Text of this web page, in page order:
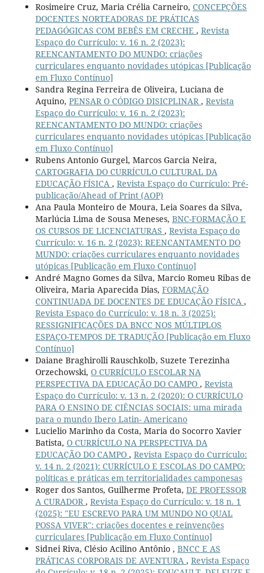
Rosimeire Cruz, Maria Crélia Carneiro, CONCEPÇÕES
DOCENTES NORTEADORAS DE PRÁTICAS
PEDAGÓGICAS COM BEBÊS EM CRECHE , Revista
Espaço do Currículo: v. 16 n. 2 (2023):
REENCANTAMENTO DO MUNDO: criações
curriculares enquanto novidades utópicas [Publicação
em Fluxo Contínuo]
Sandra Regina Ferreira de Oliveira, Luciana de
Aquino, PENSAR O CÓDIGO DISICPLINAR , Revista
Espaço do Currículo: v. 16 n. 2 (2023):
REENCANTAMENTO DO MUNDO: criações
curriculares enquanto novidades utópicas [Publicação
em Fluxo Contínuo]
Rubens Antonio Gurgel, Marcos Garcia Neira,
CARTOGRAFIA DO CURRÍCULO CULTURAL DA
EDUCAÇÃO FÍSICA , Revista Espaço do Currículo: Pré-
publicação/Ahead of Print (AOP)
Ana Paula Monteiro de Moura, Leia Soares da Silva,
Marlúcia Lima de Sousa Meneses, BNC-FORMAÇÃO E
OS CURSOS DE LICENCIATURAS , Revista Espaço do
Currículo: v. 16 n. 2 (2023): REENCANTAMENTO DO
MUNDO: criações curriculares enquanto novidades
utópicas [Publicação em Fluxo Contínuo]
André Magno Gomes da Silva, Marcio Romeu Ribas de
Oliveira, Maria Aparecida Dias, FORMAÇÃO
CONTINUADA DE DOCENTES DE EDUCAÇÃO FÍSICA ,
Revista Espaço do Currículo: v. 18 n. 3 (2025):
RESSIGNIFICAÇÕES DA BNCC NOS MÚLTIPLOS
ESPAÇO-TEMPOS DE TRADUÇÃO [Publicação em Fluxo
Contínuo]
Daiane Braghirolli Rauschkolb, Suzete Terezinha
Orzechowski, O CURRÍCULO ESCOLAR NA
PERSPECTIVA DA EDUCAÇÃO DO CAMPO , Revista
Espaço do Currículo: v. 13 n. 2 (2020): O CURRÍCULO
PARA O ENSINO DE CIÊNCIAS SOCIAIS: uma mirada
para o mundo Ibero Latin- Americano
Lucielio Marinho da Costa, Maria do Socorro Xavier
Batista, O CURRÍCULO NA PERSPECTIVA DA
EDUCAÇÃO DO CAMPO , Revista Espaço do Currículo:
v. 14 n. 2 (2021): CURRÍCULO E ESCOLAS DO CAMPO:
políticas e práticas em territorialidades camponesas
Roger dos Santos, Guilherme Profeta, DE PROFESSOR
A CURADOR , Revista Espaço do Currículo: v. 18 n. 1
(2025): "EU ESCREVO PARA UM MUNDO NO QUAL
POSSA VIVER": criações docentes e reinvenções
curriculares [Publicação em Fluxo Contínuo]
Sidnei Riva, Clésio Acilino Antônio , BNCC E AS
PRÁTICAS CORPORAIS DE AVENTURA , Revista Espaço